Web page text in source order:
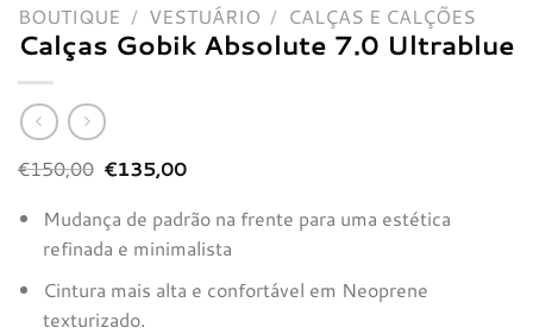
BOUTIQUE / VESTUÁRIO / CALÇAS E CALÇÕES
Calças Gobik Absolute 7.0 Ultrablue
€150,00 O
preço
original
era:
€150,00.
€135,00O
atual
é:
€135,00.
Mudança de padrão na frente para uma estética
refinada e minimalista
Cintura mais alta e confortável em Neoprene
texturizado.